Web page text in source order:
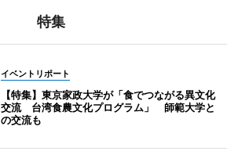
特集
イベントリポート
【特集】東京家政大学が「食でつながる異文化
交流 台湾食農文化プログラム」 師範大学と
の交流も